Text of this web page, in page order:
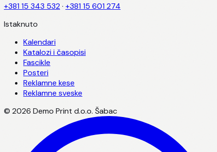
+381 15 343 532· +381 15 601 274
Istaknuto
Kalendari
Katalozi i časopisi
Fascikle
Posteri
Reklamne kese
Reklamne sveske
© 2026 Demo Print d.o.o. Šabac